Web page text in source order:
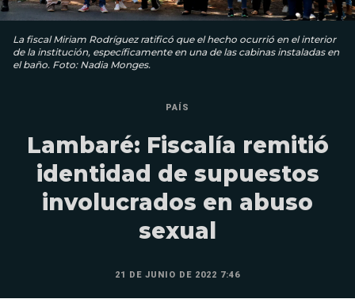
La fiscal Miriam Rodríguez ratificó que el hecho ocurrió en el interior
de la institución, específicamente en una de las cabinas instaladas en
el baño. Foto: Nadia Monges.
PAÍS
Lambaré: Fiscalía remitió
identidad de supuestos
involucrados en abuso
sexual
21 DE JUNIO DE 2022 7:46